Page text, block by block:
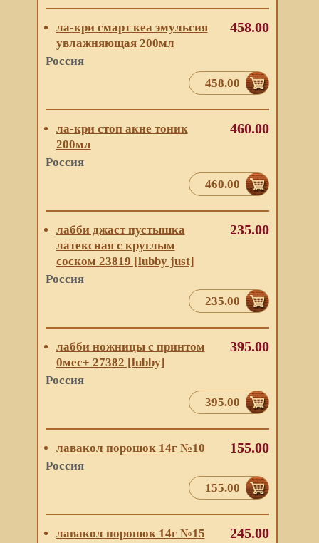
ла-кри смарт кеа эмульсия
увлажняющая 200мл
Россия
458.00
458.00
ла-кри стоп акне тоник
200мл
Россия
460.00
460.00
лабби джаст пустышка
латексная с круглым
соском 23819 [lubby just]
Россия
235.00
235.00
лабби ножницы с принтом
0мес+ 27382 [lubby]
Россия
395.00
395.00
лавакол порошок 14г №10
Россия
155.00
155.00
лавакол порошок 14г №15
245.00